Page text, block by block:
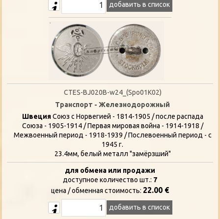
добавить в список
CTES-BJ020B-w24_(Spo01K02)
Транспорт - Железнодорожный
ШвецияСоюз с Норвегией - 1814-1905 / после распада
Союза - 1905-1914 / Первая мировая война - 1914-1918 /
Межвоенный период - 1918-1939 / Послевоенный период - с
1945 г.
23.4мм, белый металл "замёрзший"
для обмена или продажи
доступное количество шт.: 7
цена / oбменная стоимость: 22.00 €
добавить в список